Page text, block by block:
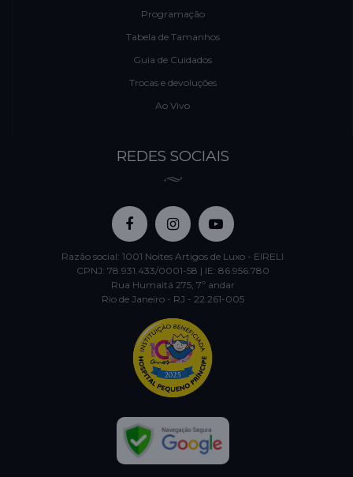
Programação
Tabela de Tamanhos
Guia de Cuidados
Trocas e devoluções
Ao Vivo
REDES SOCIAIS
Razão social: 1001 Noites Artigos de Luxo - EIRELI
CPNJ: 78.931.433/0001-58 | IE: 86.956.780
Rua Humaitá 275, 7º andar
Rio de Janeiro - RJ - 22.261-005